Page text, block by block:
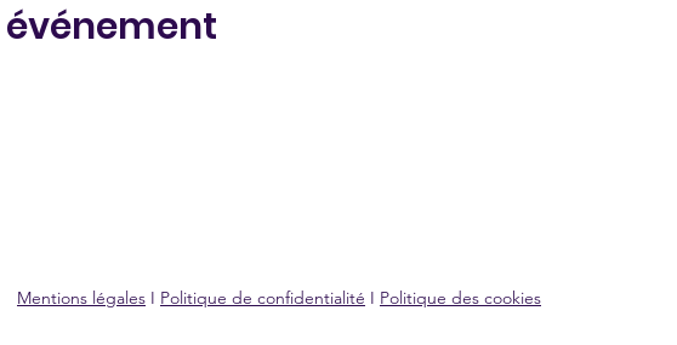
Mentions légales I Politique de confidentialité I Politique des cookies